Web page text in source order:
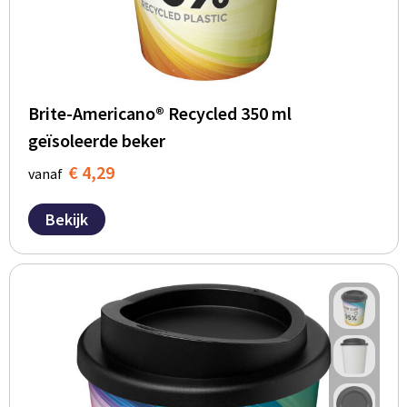
Brite-Americano® Recycled 350 ml
geïsoleerde beker
vanaf € 4,29
Bekijk